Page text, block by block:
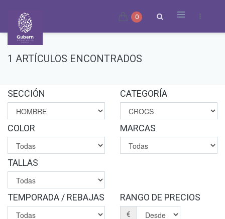
0
1 ARTÍCULOS ENCONTRADOS
SECCIÓN CATEGORÍA
COLOR MARCAS
TALLAS
TEMPORADA / REBAJAS RANGO DE PRECIOS
€